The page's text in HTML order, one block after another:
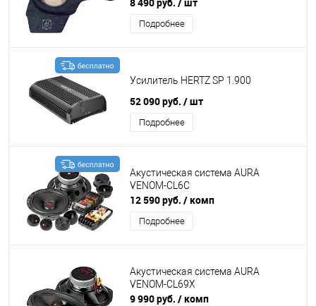
Подробнее
Усилитель HERTZ SP 1.900
52 090 руб. / шт
Подробнее
Акустическая система AURA
VENOM-CL6C
12 590 руб. / комп
Подробнее
Акустическая система AURA
VENOM-CL69X
9 990 руб. / комп